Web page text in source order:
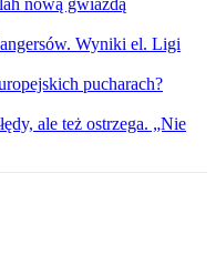
nową gwiazdą
Wyniki el. Ligi
pucharach?
ale też ostrzega. „Nie